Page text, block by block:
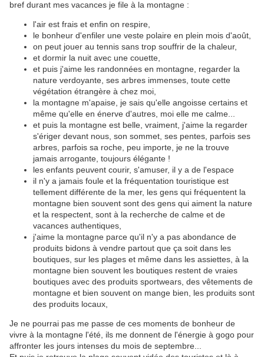
bref durant mes vacances je file à la montagne :
l'air est frais et enfin on respire,
le bonheur d'enfiler une veste polaire en plein mois d'août,
on peut jouer au tennis sans trop souffrir de la chaleur,
et dormir la nuit avec une couette,
et puis j'aime les randonnées en montagne, regarder la
nature verdoyante, ses arbres immenses, toute cette
végétation étrangère à chez moi,
la montagne m'apaise, je sais qu'elle angoisse certains et
même qu'elle en énerve d'autres, moi elle me calme...
et puis la montagne est belle, vraiment, j'aime la regarder
s'ériger devant nous, son sommet, ses pentes, parfois ses
arbres, parfois sa roche, peu importe, je ne la trouve
jamais arrogante, toujours élégante !
les enfants peuvent courir, s'amuser, il y a de l'espace
il n'y a jamais foule et la fréquentation touristique est
tellement différente de la mer, les gens qui fréquentent la
montagne bien souvent sont des gens qui aiment la nature
et la respectent, sont à la recherche de calme et de
vacances authentiques,
j'aime la montagne parce qu'il n'y a pas abondance de
produits bidons à vendre partout que ça soit dans les
boutiques, sur les plages et même dans les assiettes, à la
montagne bien souvent les boutiques restent de vraies
boutiques avec des produits sportwears, des vêtements de
montagne et bien souvent on mange bien, les produits sont
des produits locaux,
Je ne pourrai pas me passe de ces moments de bonheur de
vivre à la montagne l'été, ils me donnent de l'énergie à gogo pour
affronter les jours intenses du mois de septembre...